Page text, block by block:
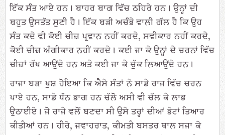
ਇੱਕ ਸੰਤ ਆਏ ਹਨ। ਬਾਹਰ ਬਾਗ ਵਿੱਚ ਠਹਿਰੇ ਹਨ। ਉਨ੍ਹਾਂ ਦੀ
ਬਹੁਤ ਉਸਤੱਤ ਸੁਣੀ ਹੈ। ਇੱਕ ਬੜੀ ਅਚੰਭੇ ਵਾਲੀ ਗੱਲ ਹੈ ਕਿ ਉਹ
ਸੰਤ ਕਦੇ ਵੀ ਕੋਈ ਚੀਜ਼ ਪ੍ਰਵਾਨ ਨਹੀਂ ਕਰਦੇ, ਸਵੀਕਾਰ ਨਹੀਂ ਕਰਦੇ,
ਕੋਈ ਚੀਜ਼ ਅੰਗੀਕਾਰ ਨਹੀਂ ਕਰਦੇ। ਕਈ ਜਾ ਕੇ ਉਨ੍ਹਾਂ ਦੇ ਚਰਨਾਂ ਵਿੱਚ
ਚੀਜ਼ਾਂ ਰੱਖ ਆਉਂਦੇ ਹਨ ਅਤੇ ਕਈ ਜਾ ਕੇ ਚੁੱਕ ਲਿਆਉਂਦੇ ਹਨ।
ਰਾਜਾ ਬੜਾ ਖੁਸ਼ ਹੋਇਆ ਕਿ ਐਸੇ ਸੰਤਾਂ ਨੇ ਸਾਡੇ ਰਾਜ ਵਿੱਚ ਚਰਨ
ਪਾਏ ਹਨ, ਸਾਡੇ ਧੰਨ ਭਾਗ ਹਨ ਚੱਲੋ ਅਸੀ ਵੀ ਚੱਲ ਕੇ ਲਾਭ
ਉਠਾਈਏ। ਜੋ ਰਾਜੇ ਵਲੋਂ ਬਣਦਾ ਸੀ ਉਸੇ ਤਰ੍ਹਾਂ ਦੀਆਂ ਭੇਟਾਂ ਤਿਆਰ
ਕੀਤੀਆਂ ਹਨ। ਹੀਰੇ, ਜਵਾਹਰਾਤ, ਕੀਮਤੀ ਬਸਤਰ ਥਾਲ ਸਜਾ ਕੇ